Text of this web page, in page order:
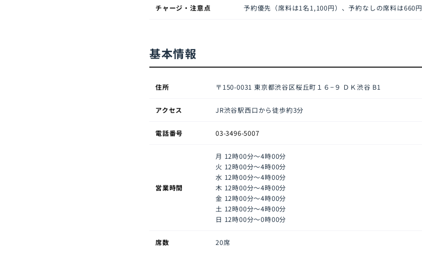
チャージ・注意点 予約優先（席料は1名1,100円）、予約なしの席料は660円
基本情報
住所 〒150-0031 東京都渋谷区桜丘町１６−９ ＤＫ渋谷 B1
アクセス JR渋谷駅西口から徒歩約3分
電話番号 03-3496-5007
営業時間
月 12時00分～4時00分
火 12時00分～4時00分
水 12時00分～4時00分
木 12時00分～4時00分
金 12時00分～4時00分
土 12時00分～4時00分
日 12時00分～0時00分
席数 20席